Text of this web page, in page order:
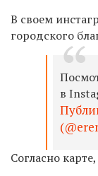
В своем
городского
в
Согласно